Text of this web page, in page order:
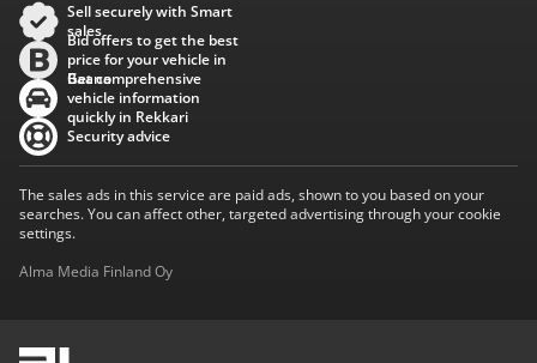
Sell securely with Smart
sales
Bid offers to get the best
price for your vehicle in
Baana
Get comprehensive
vehicle information
quickly in Rekkari
Security advice
The sales ads in this service are paid ads, shown to you based on your
searches. You can affect other, targeted advertising through your cookie
settings.
Alma Media Finland Oy